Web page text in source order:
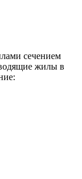
сечением
жилы в